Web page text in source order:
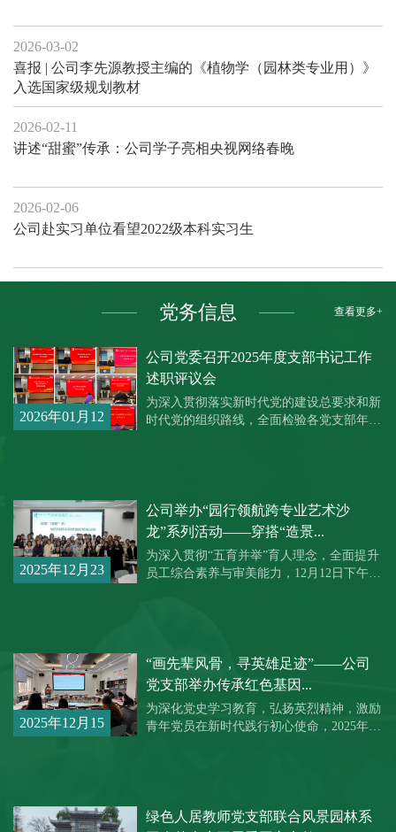
2026-03-02
喜报 | 公司李先源教授主编的《植物学（园林类专业用）》
入选国家级规划教材
2026-02-11
讲述“甜蜜”传承：公司学子亮相央视网络春晚
2026-02-06
公司赴实习单位看望2022级本科实习生
党务信息 查看更多+
2026年01月12
公司党委召开2025年度支部书记工作
述职评议会
为深入贯彻落实新时代党的建设总要求和新
时代党的组织路线，全面检验各党支部年度
2025年12月23
公司举办“园行领航跨专业艺术沙
龙”系列活动——穿搭“造景...
为深入贯彻“五育并举”育人理念，全面提升
员工综合素养与审美能力，12月12日下午，
2025年12月15
“画先辈风骨，寻英雄足迹”——公司
党支部举办传承红色基因...
为深化党史学习教育，弘扬英烈精神，激励
青年党员在新时代践行初心使命，2025年12
绿色人居教师党支部联合风景园林系